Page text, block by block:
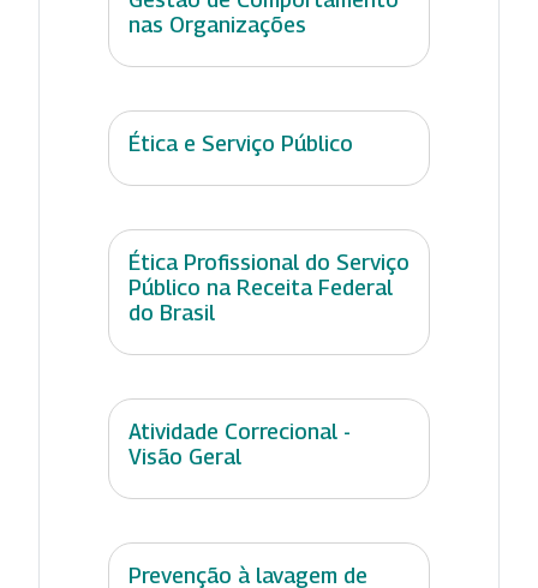
nas Organizações
Ética e Serviço Público
Ética Profissional do Serviço
Público na Receita Federal
do Brasil
Atividade Correcional -
Visão Geral
Prevenção à lavagem de